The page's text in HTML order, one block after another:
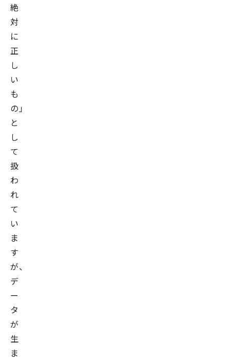
絶
対
に
正
し
い
も
の」
と
し
て
扱
わ
れ
て
い
ま
す
が、
デ
ー
タ
が
生
ま